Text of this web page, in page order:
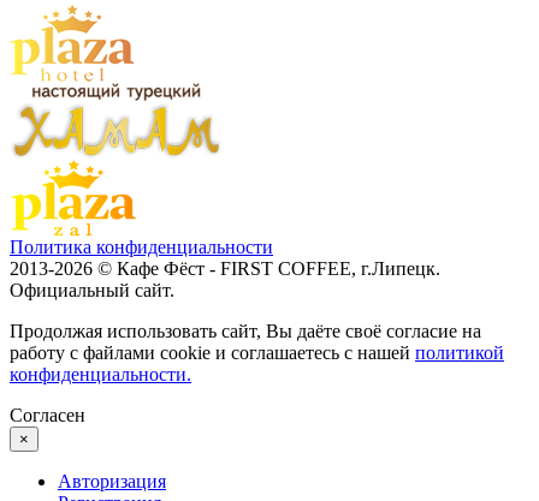
Политика конфиденциальности
2013-2026 © Кафе Фёст - FIRST COFFEE, г.Липецк.
Официальный сайт.
Продолжая использовать сайт, Вы даёте своё согласие на
работу с файлами cookie и соглашаетесь с нашей политикой
конфиденциальности.
Согласен
×
Авторизация